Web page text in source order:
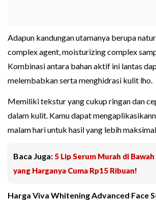
Adapun kandungan utamanya berupa
complex agent, moisturizing complex
Kombinasi antara bahan aktif ini lantas
melembabkan serta menghidrasi kulit lho.
Memiliki tekstur yang cukup ringan dan
dalam kulit. Kamu dapat
malam hari untuk hasil yang lebih
Baca Juga: 5 Lip Serum Murah di
yang Harganya Cuma Rp15 Ribuan!
Harga Viva Whitening Advanced Face